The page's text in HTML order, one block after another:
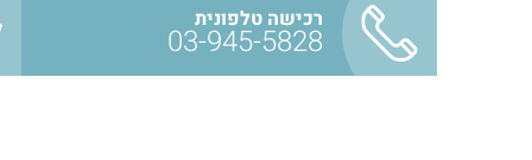
רכישה טלפונית
03-945-5828